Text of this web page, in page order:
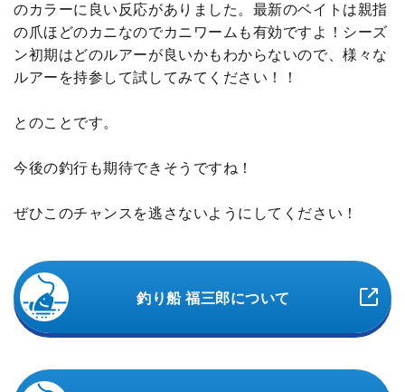
のカラーに良い反応がありました。最新のベイトは親指
の爪ほどのカニなのでカニワームも有効ですよ！シーズ
ン初期はどのルアーが良いかもわからないので、様々な
ルアーを持参して試してみてください！！
とのことです。
今後の釣行も期待できそうですね！
ぜひこのチャンスを逃さないようにしてください！
釣り船 福三郎について